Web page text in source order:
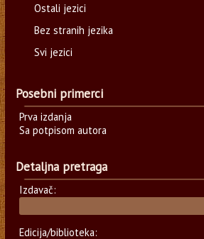
Ostali jezici
Bez stranih jezika
Svi jezici
Posebni primerci
Prva izdanja
Sa potpisom autora
Detaljna pretraga
Izdavač:
Edicija/biblioteka: